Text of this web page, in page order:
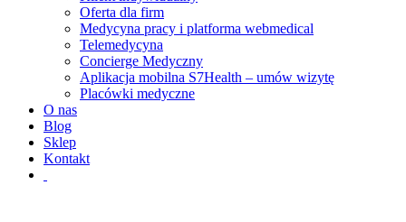
Oferta dla firm
Medycyna pracy i platforma webmedical
Telemedycyna
Concierge Medyczny
Aplikacja mobilna S7Health – umów wizytę
Placówki medyczne
O nas
Blog
Sklep
Kontakt